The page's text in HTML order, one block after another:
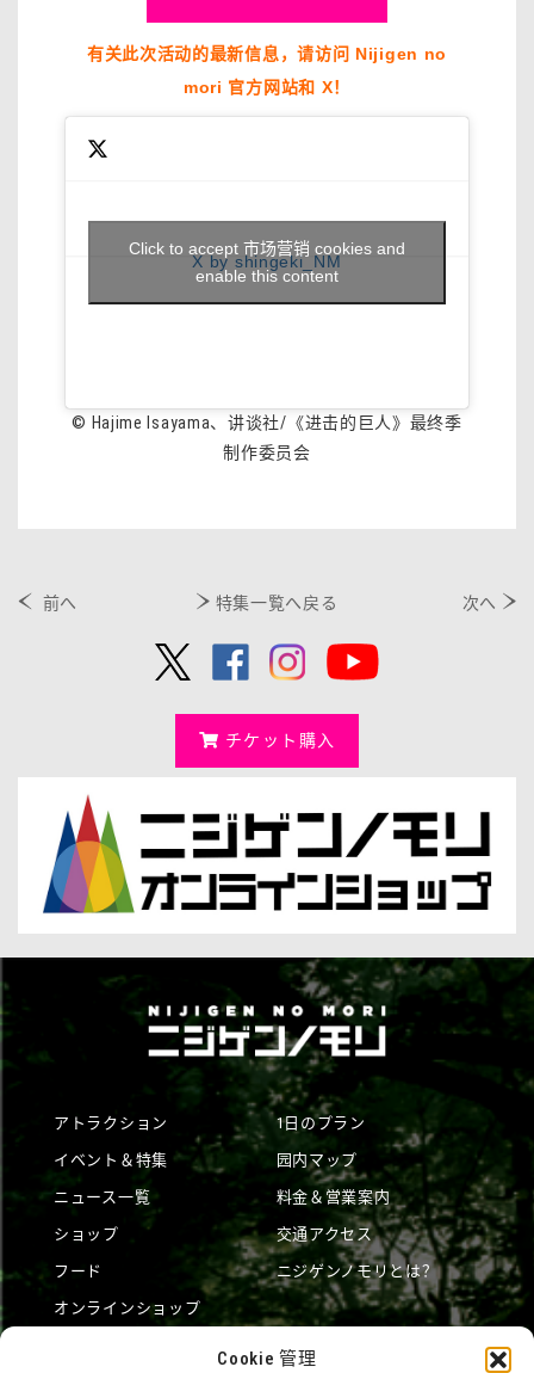
Cookie 管理
有关此次活动的最新信息，请访问 Nijigen no
mori 官方网站和 X！
X by shingeki_NM
Click to accept 市场营销 cookies and
enable this content
© Hajime Isayama、讲谈社/《进击的巨人》最终季
制作委员会
前へ 特集一覧へ戻る 次へ
チケット購入
アトラクション
イベント＆特集
ニュース一覧
ショップ
フード
オンラインショップ
1日のプラン
园内マップ
料金＆営業案内
交通アクセス
ニジゲンノモリとは？